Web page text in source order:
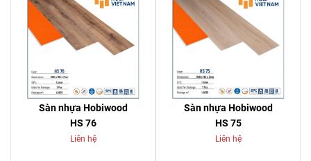
Sàn nhựa Hobiwood
HS 76
Liên hệ
Sàn nhựa Hobiwood
HS 75
Liên hệ